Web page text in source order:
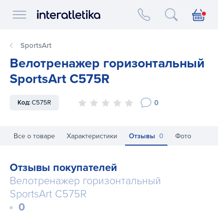
Interatletika logo
SportsArt
Велотренажер горизонтальный
SportsArt C575R
Код:C575R 0
Все о товаре Характеристики Отзывы 0 Фото
Отзывы покупателей
Велотренажер горизонтальный
SportsArt C575R
0